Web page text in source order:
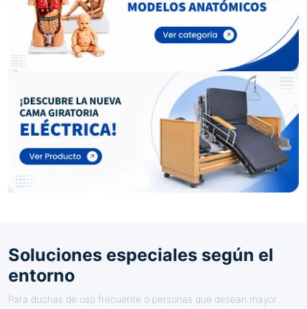
Soluciones especiales según el
entorno
Para duchas de uso frecuente o personas que desean mayor